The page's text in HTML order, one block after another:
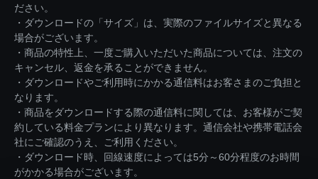
ださい。
・ダウンロードの「サイズ」は、実際のファイルサイズと異なる
場合がございます。
・商品の特性上、一度ご購入いただいた商品については、注文の
キャンセル、返金を承ることができません。
・ダウンロードやご利用時にかかる通信料はお客さまのご負担と
なります。
・商品をダウンロードする際の通信料に関しては、お客様がご契
約している料金プランにより異なります。通信会社や携帯電話会
社にご確認のうえ、ご利用ください。
・ダウンロード時、回線速度によっては5分～60分程度のお時間
がかかる場合がございます。